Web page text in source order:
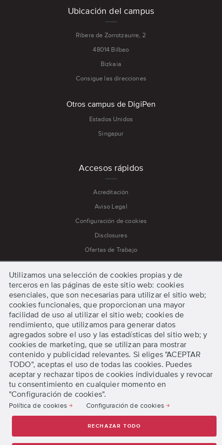
Ubicación del campus
Ribera de Zorrotzaurre, 2
48014 Bilbao
Bizkaia
Consigue las direcciones
Otros campus de DigiPen
Estados Unidos
Singapur
Accesos rápidos
Acreditación
Aviso Legal
Configuración de cookies
Disclosures
Ofertas de Trabajo
Política de cookies
Política de privacidad
Prensa
Procedimiento para Quejas y Apelaciones
Procedimientos de Emergencia
Términos y condiciones
Comenzar
Solicita información
Preinscríbete Online
Utilizamos una selección de cookies propias y de
terceros en las páginas de este sitio web: cookies
esenciales, que son necesarias para utilizar el sitio web;
cookies funcionales, que proporcionan una mayor
facilidad de uso al utilizar el sitio web; cookies de
rendimiento, que utilizamos para generar datos
agregados sobre el uso y las estadísticas del sitio web; y
cookies de marketing, que se utilizan para mostrar
contenido y publicidad relevantes. Si eliges "ACEPTAR
TODO", aceptas el uso de todas las cookies. Puedes
aceptar y rechazar tipos de cookies individuales y revocar
tu consentimiento en cualquier momento en
"Configuración de cookies".
Política de cookies Configuración de cookies
RECHAZAR TODO